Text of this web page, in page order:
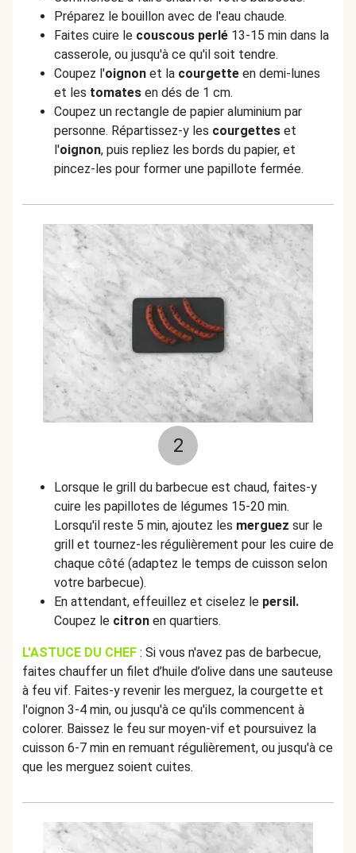
Préparez le bouillon avec de l'eau chaude.
Faites cuire le couscous perlé 13-15 min dans la
casserole, ou jusqu'à ce qu'il soit tendre.
Coupez l'oignon et la courgette en demi-lunes
et les tomates en dés de 1 cm.
Coupez un rectangle de papier aluminium par
personne. Répartissez-y les courgettes et
l'oignon, puis repliez les bords du papier, et
pincez-les pour former une papillote fermée.
2
Lorsque le grill du barbecue est chaud, faites-y
cuire les papillotes de légumes 15-20 min.
Lorsqu'il reste 5 min, ajoutez les merguez sur le
grill et tournez-les régulièrement pour les cuire de
chaque côté (adaptez le temps de cuisson selon
votre barbecue).
En attendant, effeuillez et ciselez le persil.
Coupez le citron en quartiers.
L'ASTUCE DU CHEF : Si vous n'avez pas de barbecue,
faites chauffer un filet d’huile d’olive dans une sauteuse
à feu vif. Faites-y revenir les merguez, la courgette et
l'oignon 3-4 min, ou jusqu'à ce qu'ils commencent à
colorer. Baissez le feu sur moyen-vif et poursuivez la
cuisson 6-7 min en remuant régulièrement, ou jusqu'à ce
que les merguez soient cuites.